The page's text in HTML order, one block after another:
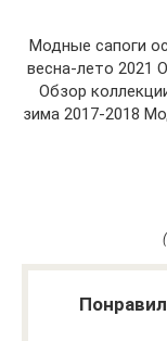
Модные сапоги
весна-лето 2021
Обзор
зима 2017-2018
(